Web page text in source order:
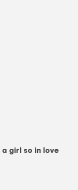
girl so in love